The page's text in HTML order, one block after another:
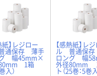
紙】レジロー
通保存 薄手
幅45mm×
1箱
入）
【感熱紙】レ
ル 普通保
ロング 幅
外径80mm
ト（25巻：5巻